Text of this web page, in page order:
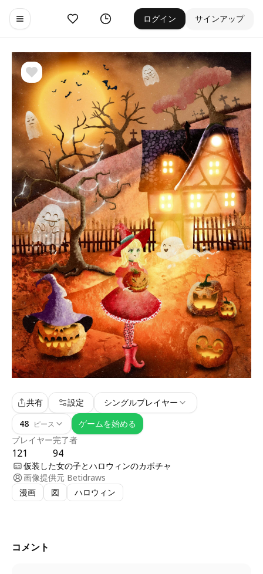
Toggle navigation menu
お気に入りゲーム履歴 ログイン サインアップ
プレイヤー
121
完了者
94
共有 設定
シングルプレイヤー
48 ピース ゲームを始める
仮装した女の子とハロウィンのカボチャ
画像提供元 Betidraws
漫画
図 ハロウィン
コメント